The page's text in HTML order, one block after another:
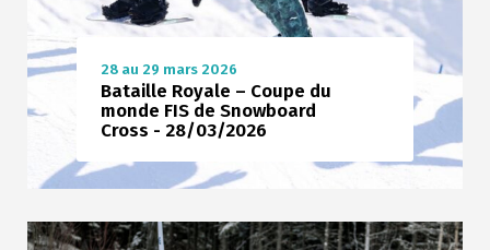
28 au 29 mars 2026
Bataille Royale – Coupe du
monde FIS de Snowboard
Cross - 28/03/2026